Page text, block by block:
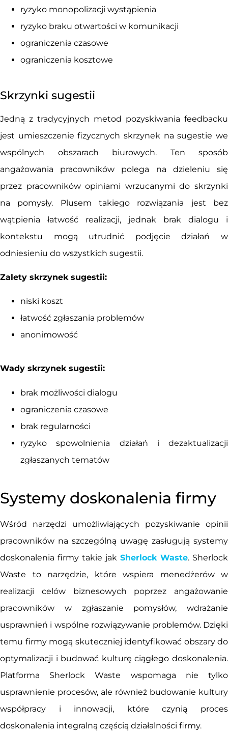
ryzyko monopolizacji wystąpienia
ryzyko braku otwartości w komunikacji
ograniczenia czasowe
ograniczenia kosztowe
Skrzynki sugestii
Jedną z tradycyjnych metod pozyskiwania feedbacku
jest umieszczenie fizycznych skrzynek na sugestie we
wspólnych obszarach biurowych. Ten sposób
angażowania pracowników polega na dzieleniu się
przez pracowników opiniami wrzucanymi do skrzynki
na pomysły. Plusem takiego rozwiązania jest bez
wątpienia łatwość realizacji, jednak brak dialogu i
kontekstu mogą utrudnić podjęcie działań w
odniesieniu do wszystkich sugestii.
Zalety skrzynek sugestii:
niski koszt
łatwość zgłaszania problemów
anonimowość
Wady skrzynek sugestii:
brak możliwości dialogu
ograniczenia czasowe
brak regularności
ryzyko spowolnienia działań i dezaktualizacji
zgłaszanych tematów
Systemy doskonalenia firmy
Wśród narzędzi umożliwiających pozyskiwanie opinii
pracowników na szczególną uwagę zasługują systemy
doskonalenia firmy takie jak Sherlock Waste. Sherlock
Waste to narzędzie, które wspiera menedżerów w
realizacji celów biznesowych poprzez angażowanie
pracowników w zgłaszanie pomysłów, wdrażanie
usprawnień i wspólne rozwiązywanie problemów. Dzięki
temu firmy mogą skuteczniej identyfikować obszary do
optymalizacji i budować kulturę ciągłego doskonalenia.
Platforma Sherlock Waste wspomaga nie tylko
usprawnienie procesów, ale również budowanie kultury
współpracy i innowacji, które czynią proces
doskonalenia integralną częścią działalności firmy.